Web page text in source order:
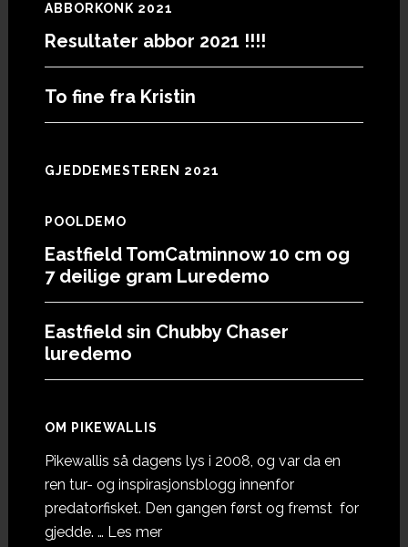
ABBORKONK 2021
Resultater abbor 2021 !!!!
To fine fra Kristin
GJEDDEMESTEREN 2021
POOLDEMO
Eastfield TomCatminnow 10 cm og
7 deilige gram Luredemo
Eastfield sin Chubby Chaser
luredemo
OM PIKEWALLIS
Pikewallis så dagens lys i 2008, og var da en
ren tur- og inspirasjonsblogg innenfor
predatorfisket. Den gangen først og fremst for
gjedde. … Les meromOm